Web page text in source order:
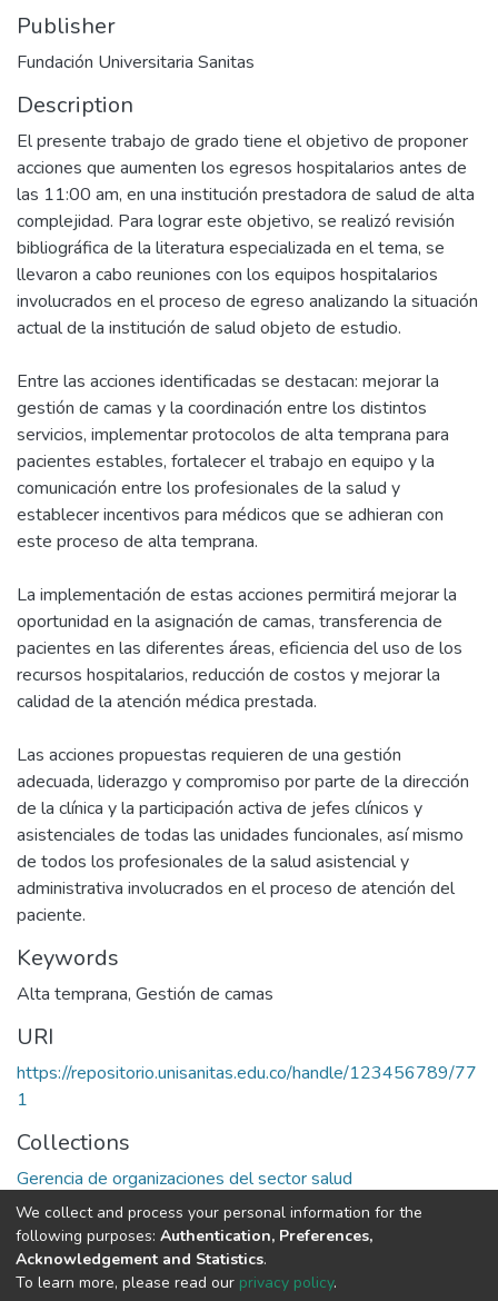
Publisher
Fundación Universitaria Sanitas
Description
El presente trabajo de grado tiene el objetivo de proponer
acciones que aumenten los egresos hospitalarios antes de
las 11:00 am, en una institución prestadora de salud de alta
complejidad. Para lograr este objetivo, se realizó revisión
bibliográfica de la literatura especializada en el tema, se
llevaron a cabo reuniones con los equipos hospitalarios
involucrados en el proceso de egreso analizando la situación
actual de la institución de salud objeto de estudio.
Entre las acciones identificadas se destacan: mejorar la
gestión de camas y la coordinación entre los distintos
servicios, implementar protocolos de alta temprana para
pacientes estables, fortalecer el trabajo en equipo y la
comunicación entre los profesionales de la salud y
establecer incentivos para médicos que se adhieran con
este proceso de alta temprana.
La implementación de estas acciones permitirá mejorar la
oportunidad en la asignación de camas, transferencia de
pacientes en las diferentes áreas, eficiencia del uso de los
recursos hospitalarios, reducción de costos y mejorar la
calidad de la atención médica prestada.
Las acciones propuestas requieren de una gestión
adecuada, liderazgo y compromiso por parte de la dirección
de la clínica y la participación activa de jefes clínicos y
asistenciales de todas las unidades funcionales, así mismo
de todos los profesionales de la salud asistencial y
administrativa involucrados en el proceso de atención del
paciente.
Keywords
Alta temprana, Gestión de camas
URI
https://repositorio.unisanitas.edu.co/handle/123456789/77
1
Collections
Gerencia de organizaciones del sector salud
Full item page
We collect and process your personal information for the
following purposes: Authentication, Preferences,
Acknowledgement and Statistics.
To learn more, please read our privacy policy.